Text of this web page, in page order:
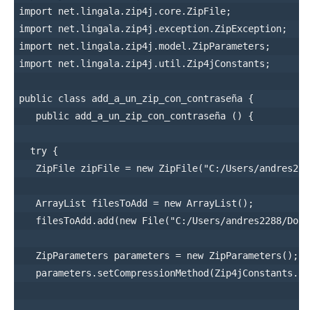
import net.lingala.zip4j.core.ZipFile;
import net.lingala.zip4j.exception.ZipException;
import net.lingala.zip4j.model.ZipParameters;
import net.lingala.zip4j.util.Zip4jConstants;
public class add_a_un_zip_con_contraseña {
   public add_a_un_zip_con_contraseña () {
  try {
ZipFile zipFile = new ZipFile("C:/Users/
   ArrayList filesToAdd = new ArrayList();
filesToAdd.add(new File("C:/Users/andres2288/
   ZipParameters parameters = new ZipParameters();